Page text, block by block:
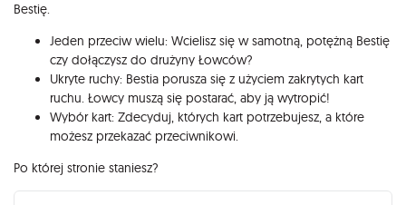
Bestię.
Jeden przeciw wielu: Wcielisz się w samotną, potężną Bestię
czy dołączysz do drużyny Łowców?
Ukryte ruchy: Bestia porusza się z użyciem zakrytych kart
ruchu. Łowcy muszą się postarać, aby ją wytropić!
Wybór kart: Zdecyduj, których kart potrzebujesz, a które
możesz przekazać przeciwnikowi.
Po której stronie staniesz?